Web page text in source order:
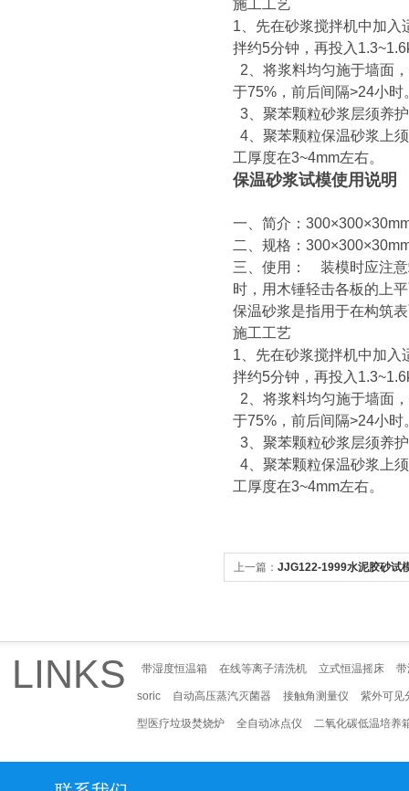
施工工艺
1、先在砂浆搅拌机中加入
拌约5分钟，再投入
2、将浆料均匀施于墙面
于75%，前后间隔>24小时
3、聚苯颗粒砂浆层须养
4、聚苯颗粒保温砂浆上
工厚度在3~4mm左右。
保温砂浆试模使用说明
一、简介：
二、规格：
三、使用： 装模时应注意
时，用木锤轻击各板的上
保温砂浆是指用于在构筑
施工工艺
1、先在砂浆搅拌机中加入
拌约5分钟，再投入
2、将浆料均匀施于墙面
于75%，前后间隔>24小时
3、聚苯颗粒砂浆层须养
4、聚苯颗粒保温砂浆上
工厚度在3~4mm左右。
上一篇： JJG122-1999水泥胶砂试
LINKS 带湿度恒温箱 在线等离子清洗机 立式恒温摇床
soric 自动高压蒸汽灭菌器 接触角测量仪 紫外可见
型医疗垃圾焚烧炉 全自动冰点仪 二氧化碳低温培养